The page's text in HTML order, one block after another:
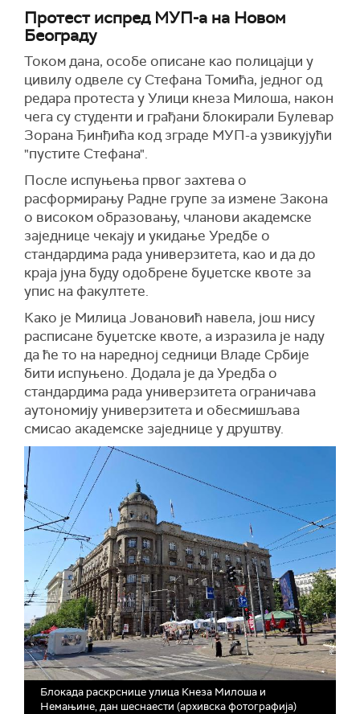
Протест испред МУП-а на Новом
Београду
Током дана, особе описане као полицајци у
цивилу одвеле су Стефана Томића, једног од
редара протеста у Улици кнеза Милоша, након
чега су студенти и грађани блокирали Булевар
Зорана Ђинђића код зграде МУП-а узвикујући
"пустите Стефана".
После испуњења првог захтева о
расформирању Радне групе за измене Закона
о високом образовању, чланови академске
заједнице чекају и укидање Уредбе о
стандардима рада универзитета, као и да до
краја јуна буду одобрене буџетске квоте за
упис на факултете.
Како је Милица Јовановић навела, још нису
расписане буџетске квоте, а изразила је наду
да ће то на наредној седници Владе Србије
бити испуњено. Додала је да Уредба о
стандардима рада универзитета ограничава
аутономију универзитета и обесмишљава
смисао академске заједнице у друштву.
Блокада раскрснице улица Кнеза Милоша и
Немањине, дан шеснаести (архивска фотографија)